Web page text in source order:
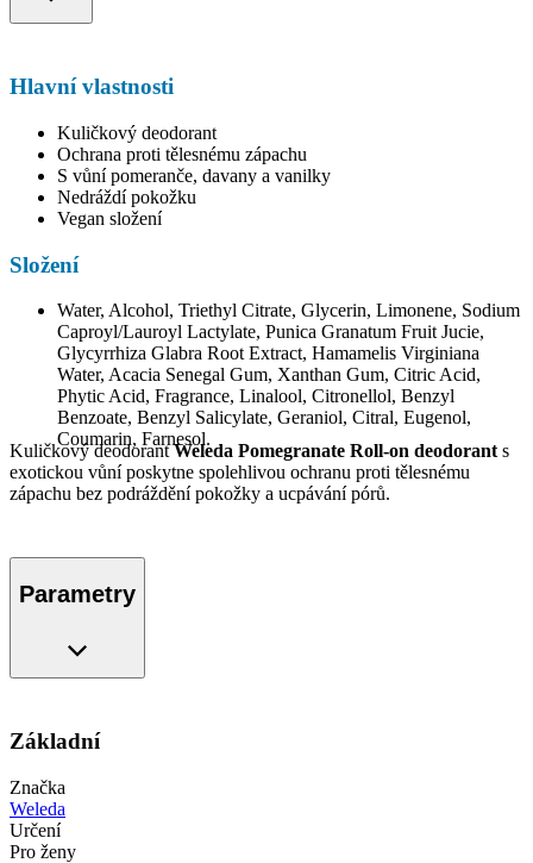
Hlavní vlastnosti
Kuličkový deodorant
Ochrana proti tělesnému zápachu
S vůní pomeranče, davany a vanilky
Nedráždí pokožku
Vegan složení
Složení
Water, Alcohol, Triethyl Citrate, Glycerin, Limonene, Sodium
Caproyl/Lauroyl Lactylate, Punica Granatum Fruit Jucie,
Glycyrrhiza Glabra Root Extract, Hamamelis Virginiana
Water, Acacia Senegal Gum, Xanthan Gum, Citric Acid,
Phytic Acid, Fragrance, Linalool, Citronellol, Benzyl
Benzoate, Benzyl Salicylate, Geraniol, Citral, Eugenol,
Coumarin, Farnesol.
Kuličkový deodorantWeleda Pomegranate Roll-on deodorant s
exotickou vůní poskytne spolehlivou ochranu proti tělesnému
zápachu bez podráždění pokožky a ucpávání pórů.
Parametry
Základní
Značka
Weleda
Určení
Pro ženy